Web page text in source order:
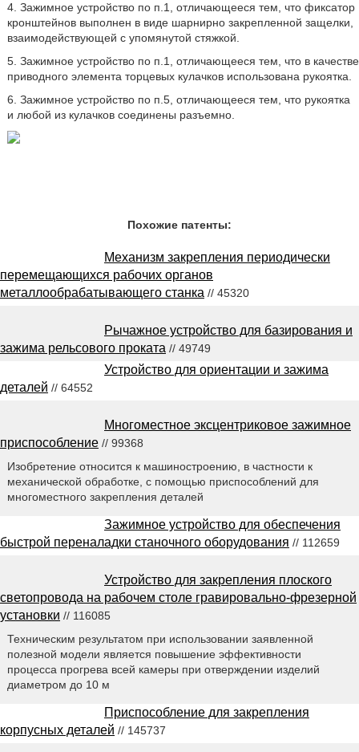
4. Зажимное устройство по п.1, отличающееся тем, что фиксатор
кронштейнов выполнен в виде шарнирно закрепленной защелки,
взаимодействующей с упомянутой стяжкой.
5. Зажимное устройство по п.1, отличающееся тем, что в качестве
приводного элемента торцевых кулачков использована рукоятка.
6. Зажимное устройство по п.5, отличающееся тем, что рукоятка
и любой из кулачков соединены разъемно.
Похожие патенты:
Механизм закрепления периодически
перемещающихся рабочих органов
металлообрабатывающего станка // 45320
Рычажное устройство для базирования и
зажима рельсового проката // 49749
Устройство для ориентации и зажима
деталей // 64552
Многоместное эксцентриковое зажимное
приспособление // 99368
Изобретение относится к машиностроению, в частности к
механической обработке, с помощью приспособлений для
многоместного закрепления деталей
Зажимное устройство для обеспечения
быстрой переналадки станочного оборудования // 112659
Устройство для закрепления плоского
светопровода на рабочем столе гравировально-фрезерной
установки // 116085
Техническим результатом при использовании заявленной
полезной модели является повышение эффективности
процесса прогрева всей камеры при отверждении изделий
диаметром до 10 м
Приспособление для закрепления
корпусных деталей // 145737